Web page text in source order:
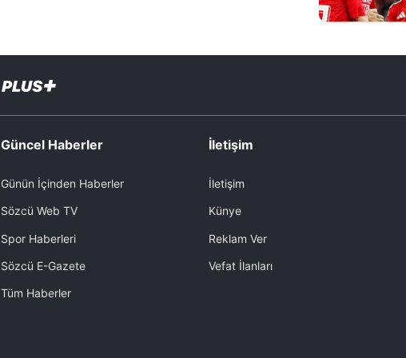
Güncel Haberler
Günün İçinden Haberler
Sözcü Web TV
Spor Haberleri
Sözcü E-Gazete
Tüm Haberler
İletişim
İletişim
Künye
Reklam Ver
Vefat İlanları